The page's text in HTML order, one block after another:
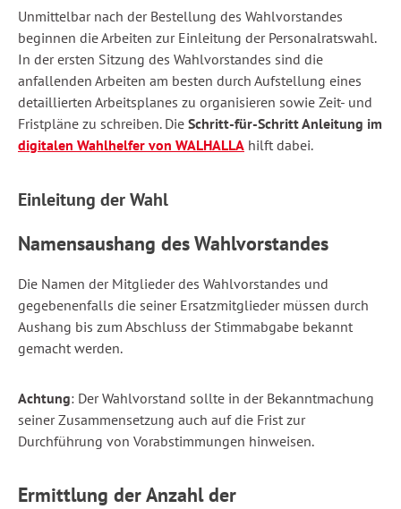
Unmittelbar nach der Bestellung des Wahlvorstandes
beginnen die Arbeiten zur Einleitung der Personalratswahl.
In der ersten Sitzung des Wahlvorstandes sind die
anfallenden Arbeiten am besten durch Aufstellung eines
detaillierten Arbeitsplanes zu organisieren sowie Zeit- und
Fristpläne zu schreiben. Die Schritt-für-Schritt Anleitung im
digitalen Wahlhelfer von WALHALLA hilft dabei.
Einleitung der Wahl
Namensaushang des Wahlvorstandes
Die Namen der Mitglieder des Wahlvorstandes und
gegebenenfalls die seiner Ersatzmitglieder müssen durch
Aushang bis zum Abschluss der Stimmabgabe bekannt
gemacht werden.
Achtung: Der Wahlvorstand sollte in der Bekanntmachung
seiner Zusammensetzung auch auf die Frist zur
Durchführung von Vorabstimmungen hinweisen.
Ermittlung der Anzahl der